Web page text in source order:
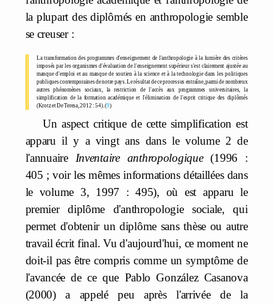
la plupart des diplômés en anthropologie semble
se creuser :
La transformation des programmes d'enseignement de l'anthropologie à la lumière des critères
imposés par les organismes d'évaluation de l'enseignement supérieur s'est clairement ajustée au
manque d'emploi et au manque de soutien à la science et à la technologie dans les politiques
publiques contemporaines de notre pays. Le résultat de ce processus entraîne, parmi de nombreux
autres phénomènes sociaux, la restriction de l'accès aux programmes universitaires, la
simplification de la formation académique et l'élimination de l'esprit critique des diplômés
(Krotz et De Teresa, 2012 : 54). 9
Un aspect critique de cette simplification est
apparu il y a vingt ans dans le volume 2 de
l'annuaire Inventaire anthropologique(1996 :
405 ; voir les mêmes informations détaillées dans
le volume 3, 1997 : 495), où est apparu le
premier diplôme d'anthropologie sociale, qui
permet d'obtenir un diplôme sans thèse ou autre
travail écrit final. Vu d'aujourd'hui, ce moment ne
doit-il pas être compris comme un symptôme de
l'avancée de ce que Pablo González Casanova
(2000) a appelé peu après l'arrivée de la